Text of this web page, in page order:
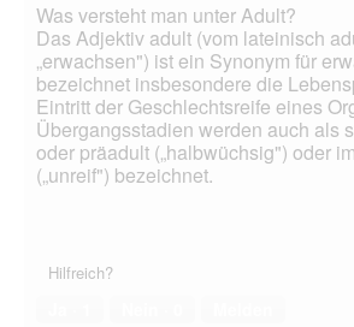
Was versteht man unter Adult?
Das Adjektiv adult (vom lateinisch
„erwachsen") ist ein Synonym für
bezeichnet insbesondere die
Eintritt der Geschlechtsreife eines
Übergangsstadien werden auch als
oder präadult („halbwüchsig") oder
(„unreif") bezeichnet.
Hilfreich?